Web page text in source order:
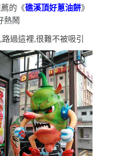
的《礁溪頂好蔥油餅》
熱鬧
,路過這裡,很難不被吸引